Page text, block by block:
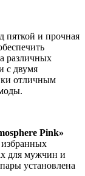
пяткой и прочная
различных
с двумя
отличным
Pink»
избранных
для мужчин и
установлена